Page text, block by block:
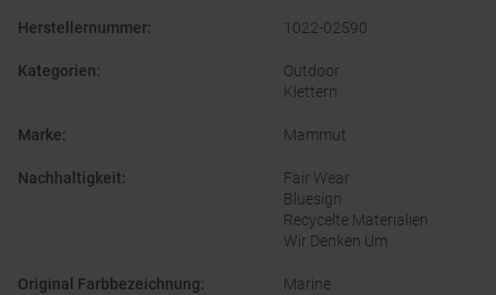
Herstellernummer: 1022-02590
Kategorien:
Outdoor
Klettern
Marke: Mammut
Nachhaltigkeit:
Fair Wear
Bluesign
Recycelte Materialien
Wir Denken Um
Original Farbbezeichnung: Marine